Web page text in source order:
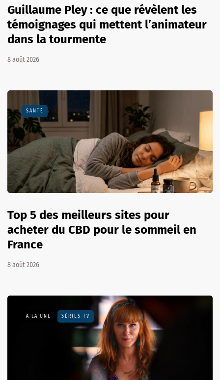
Guillaume Pley : ce que révèlent les
témoignages qui mettent l’animateur
dans la tourmente
8 août 2026
SANTÉ
Top 5 des meilleurs sites pour
acheter du CBD pour le sommeil en
France
8 août 2026
A LA UNE SÉRIES TV